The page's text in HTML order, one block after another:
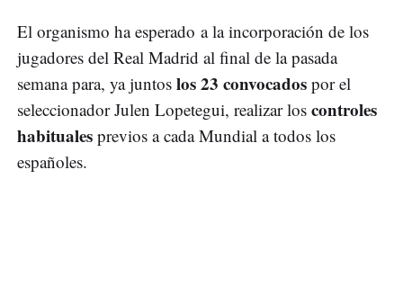
El organismo ha esperado a la incorporación de los
jugadores del Real Madrid al final de la pasada
semana para, ya juntos los 23 convocados por el
seleccionador Julen Lopetegui, realizar los controles
habituales previos a cada Mundial a todos los
españoles.